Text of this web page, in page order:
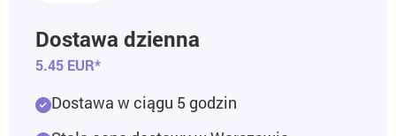
Dostawa dzienna
5.45 EUR*
Dostawa w ciągu 5 godzin